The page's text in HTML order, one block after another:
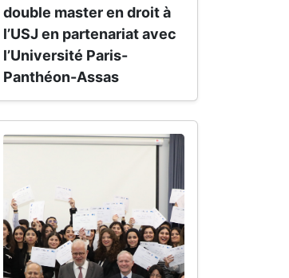
double master en droit à
l’USJ en partenariat avec
l’Université Paris-
Panthéon-Assas